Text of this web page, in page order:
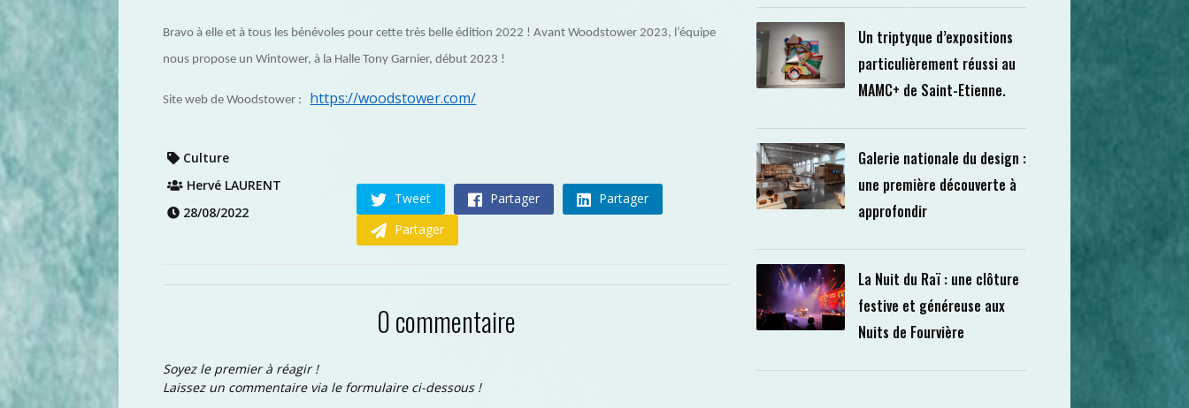
Bravo à elle et à tous les bénévoles pour cette très belle édition 2022 ! Avant Woodstower 2023, l’équipe
nous propose un Wintower, à la Halle Tony Garnier, début 2023 !
Site web de Woodstower : https://woodstower.com/
Culture
Hervé LAURENT
28/08/2022
Tweet Partager
Partager
Partager
0 commentaire
Soyez le premier à réagir !
Laissez un commentaire via le formulaire ci-dessous !
Un triptyque d’expositions
particulièrement réussi au
MAMC+ de Saint-Etienne.
Galerie nationale du design :
une première découverte à
approfondir
La Nuit du Raï : une clôture
festive et généreuse aux
Nuits de Fourvière